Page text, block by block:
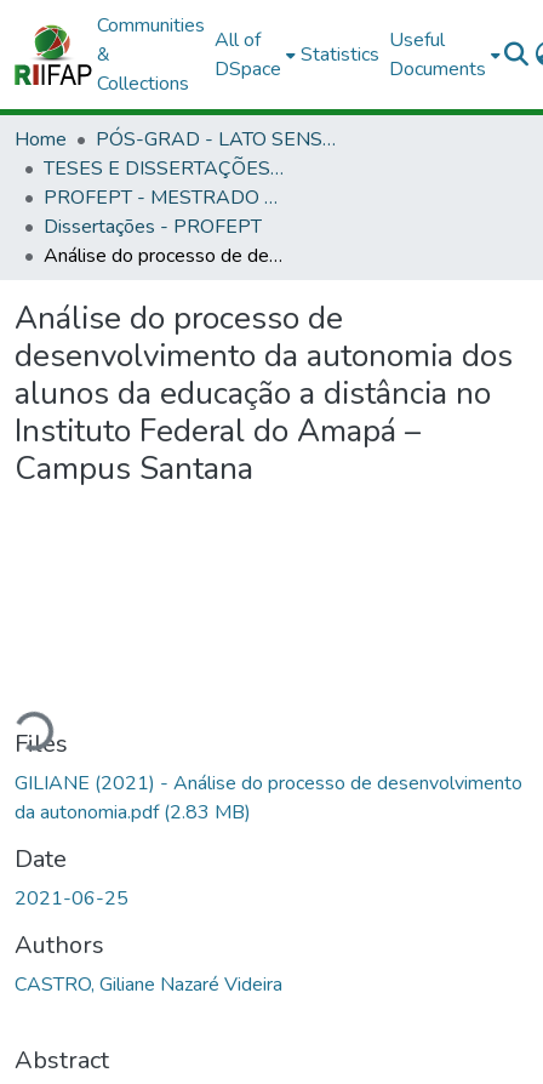
Communities
&
Collections
All of
DSpace
Statistics
Useful
Documents
Home
PÓS-GRAD - LATO SENSU E STRICTO SENSU
TESES E DISSERTAÇÕES DEFENDIDAS NO IFAP
PROFEPT - MESTRADO PROFISSIONAL EM EDUCAÇÃO PROFISSIONAL E TECNOLÓGICA
Dissertações - PROFEPT
Análise do processo de desenvolvimento da autonomia dos alunos da educação a distância no Instituto Federal do Amapá – Campus Santana
Análise do processo de
desenvolvimento da autonomia dos
alunos da educação a distância no
Instituto Federal do Amapá –
Campus Santana
Files
GILIANE (2021) - Análise do processo de desenvolvimento
da autonomia.pdf(2.83 MB)
Date
2021-06-25
Authors
CASTRO, Giliane Nazaré Videira
Abstract